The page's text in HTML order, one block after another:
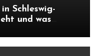
Schleswig-
und was